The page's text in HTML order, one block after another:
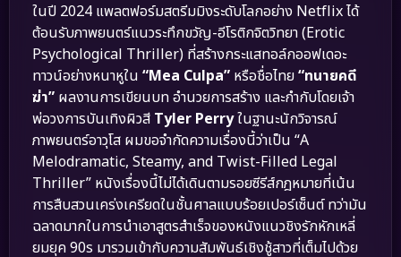
ในปี 2024 แพลตฟอร์มสตรีมมิงระดับโลกอย่าง Netflix ได้
ต้อนรับภาพยนตร์แนวระทึกขวัญ-อีโรติกจิตวิทยา (Erotic
Psychological Thriller) ที่สร้างกระแสทอล์กออฟเดอะ
ทาวน์อย่างหนาหูใน “Mea Culpa” หรือชื่อไทย“ทนายคดี
ฆ่า” ผลงานการเขียนบท อำนวยการสร้าง และกำกับโดยเจ้า
พ่อวงการบันเทิงผิวสี Tyler Perryในฐานะนักวิจารณ์
ภาพยนตร์อาวุโส ผมขอจำกัดความเรื่องนี้ว่าเป็น “A
Melodramatic, Steamy, and Twist-Filled Legal
Thriller” หนังเรื่องนี้ไม่ได้เดินตามรอยซีรีส์กฎหมายที่เน้น
การสืบสวนเคร่งเครียดในชั้นศาลแบบร้อยเปอร์เซ็นต์ ทว่ามัน
ฉลาดมากในการนำเอาสูตรสำเร็จของหนังแนวชิงรักหักเหลี่
ยมยุค 90s มารวมเข้ากับความสัมพันธ์เชิงชู้สาวที่เต็มไปด้วย